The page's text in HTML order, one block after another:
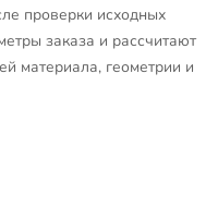
проверки исходных
заказа и рассчитают
материала, геометрии и